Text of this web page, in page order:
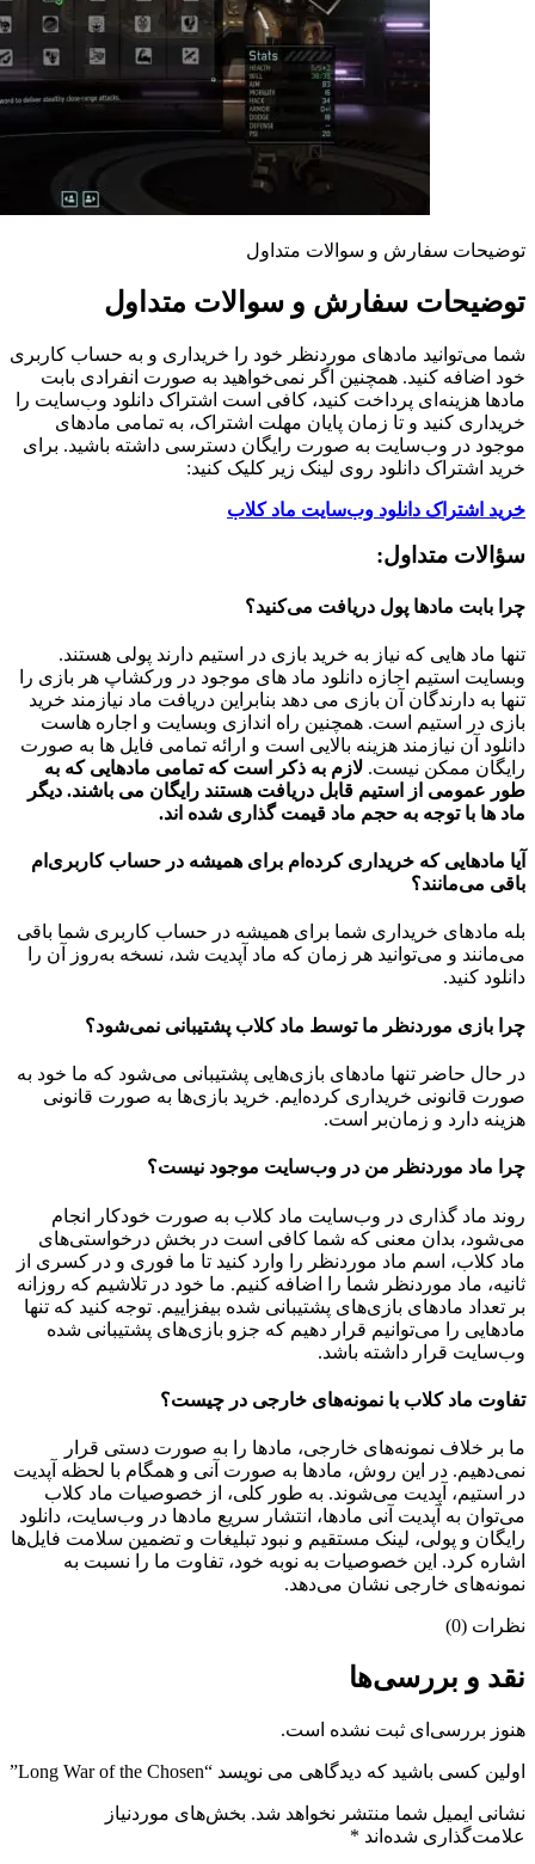
توضیحات سفارش و سوالات متداول
توضیحات سفارش و سوالات متداول
شما می‌توانید مادهای موردنظر خود را خریداری و به حساب کاربری
خود اضافه کنید. همچنین اگر نمی‌خواهید به صورت انفرادی بابت
مادها هزینه‌ای پرداخت کنید، کافی است اشتراک دانلود وب‌سایت را
خریداری کنید و تا زمان پایان مهلت اشتراک، به تمامی مادهای
موجود در وب‌سایت به صورت رایگان دسترسی داشته باشید. برای
خرید اشتراک دانلود روی لینک زیر کلیک کنید:
خرید اشتراک دانلود وب‌سایت ماد کلاب
سؤالات متداول:
چرا بابت مادها پول دریافت می‌کنید؟
تنها ماد هایی که نیاز به خرید بازی در استیم دارند پولی هستند.
وبسایت استیم اجازه دانلود ماد های موجود در ورکشاپ هر بازی را
تنها به دارندگان آن بازی می دهد بنابراین دریافت ماد نیازمند خرید
بازی در استیم است. همچنین راه اندازی وبسایت و اجاره هاست
دانلود آن نیازمند هزینه بالایی است و ارائه تمامی فایل ها به صورت
رایگان ممکن نیست. لازم به ذکر است که تمامی مادهایی که به
طور عمومی از استیم قابل دریافت هستند رایگان می باشند. دیگر
ماد ها با توجه به حجم ماد قیمت گذاری شده اند.
آیا مادهایی که خریداری کرده‌ام برای همیشه در حساب‌ کاربری‌ام
باقی می‌مانند؟
بله مادهای خریداری شما برای همیشه در حساب کاربری شما باقی
می‌مانند و می‌توانید هر زمان که ماد آپدیت شد، نسخه به‌روز آن را
دانلود کنید.
چرا بازی موردنظر ما توسط ماد کلاب پشتیبانی نمی‌شود؟
در حال حاضر تنها مادهای بازی‌هایی پشتیبانی می‌شود که ما خود به
صورت قانونی خریداری کرده‌ایم. خرید بازی‌ها به صورت قانونی
هزینه دارد و زمان‌بر است.
چرا ماد موردنظر من در وب‌سایت موجود نیست؟
روند ماد گذاری در وب‌سایت ماد کلاب به صورت خودکار انجام
می‌شود، بدان معنی که شما کافی است در بخش درخواستی‌های
ماد کلاب، اسم ماد موردنظر را وارد کنید تا ما فوری و در کسری از
ثانیه، ماد موردنظر شما را اضافه کنیم. ما خود در تلاشیم که روزانه
بر تعداد مادهای بازی‌های پشتیبانی شده بیفزاییم. توجه کنید که تنها
مادهایی را می‌توانیم قرار دهیم که جزو بازی‌های پشتیبانی شده
وب‌سایت قرار داشته باشد.
تفاوت ماد کلاب با نمونه‌های خارجی در چیست؟
ما بر خلاف نمونه‌های خارجی، مادها را به صورت دستی قرار
نمی‌دهیم. در این روش، مادها به صورت آنی و همگام با لحظه آپدیت
در استیم، آپدیت می‌شوند. به طور کلی، از خصوصیات ماد کلاب
می‌‌توان به آپدیت آنی مادها، انتشار سریع مادها در وب‌سایت، دانلود
رایگان و پولی، لینک مستقیم و نبود تبلیغات و تضمین سلامت فایل‌ها
اشاره کرد. این خصوصیات به نوبه خود، تفاوت ما را نسبت به
نمونه‌های خارجی نشان می‌دهد.
نظرات (0)
نقد و بررسی‌ها
هنوز بررسی‌ای ثبت نشده است.
اولین کسی باشید که دیدگاهی می نویسد “Long War of the Chosen”
نشانی ایمیل شما منتشر نخواهد شد. بخش‌های موردنیاز
علامت‌گذاری شده‌اند *